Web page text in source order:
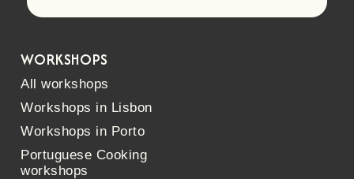
WORKSHOPS
All workshops
Workshops in Lisbon
Workshops in Porto
Portuguese Cooking
workshops